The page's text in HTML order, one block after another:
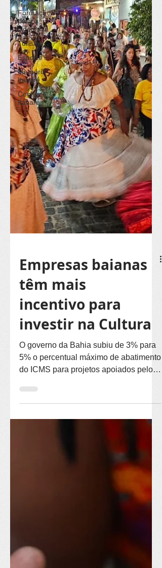
Formação
para a
cidadania
Turismo
Esporte
Memória
Itacaré
Conheça
Itacaré
Empresas baianas
têm mais
incentivo para
investir na Cultura
O governo da Bahia subiu de 3% para
5% o percentual máximo de abatimento